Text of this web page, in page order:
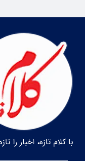
با کلام تازه، اخبار را